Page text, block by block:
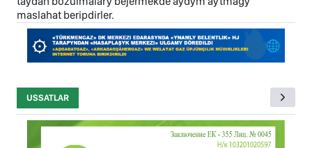
maslahat beripdirler.
USSATLAR